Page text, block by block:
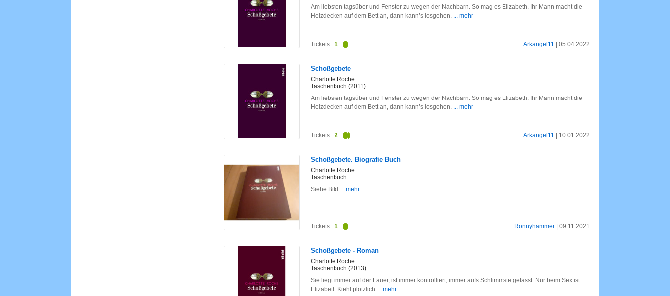
Am liebsten tagsüber und Fenster zu wegen der Nachbarn. So mag es Elizabeth. Ihr Mann macht die
Heizdecken auf dem Bett an, dann kann’s losgehen. ... mehr
Arkangel11 | 05.04.2022
Tickets: 1
Schoßgebete
Charlotte Roche
Taschenbuch (2011)
Am liebsten tagsüber und Fenster zu wegen der Nachbarn. So mag es Elizabeth. Ihr Mann macht die
Heizdecken auf dem Bett an, dann kann’s losgehen. ... mehr
Arkangel11 | 10.01.2022
Tickets: 2
Schoßgebete. Biografie Buch
Charlotte Roche
Taschenbuch
Siehe Bild ... mehr
Ronnyhammer | 09.11.2021
Tickets: 1
Schoßgebete - Roman
Charlotte Roche
Taschenbuch (2013)
Sie liegt immer auf der Lauer, ist immer kontrolliert, immer aufs Schlimmste gefasst. Nur beim Sex ist
Elizabeth Kiehl plötzlich ... mehr